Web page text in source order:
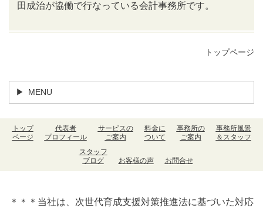
田成治が協働で行なっている会計事務所です。
トップページ
MENU
トップ
ページ
代表者
プロフィール
サービスの
ご案内
料金に
ついて
事務所の
ご案内
事務所風景
＆スタッフ
スタッフ
ブログ
お客様の声 お問合せ
＊＊＊当社は、次世代育成支援対策推進法に基づいた対応